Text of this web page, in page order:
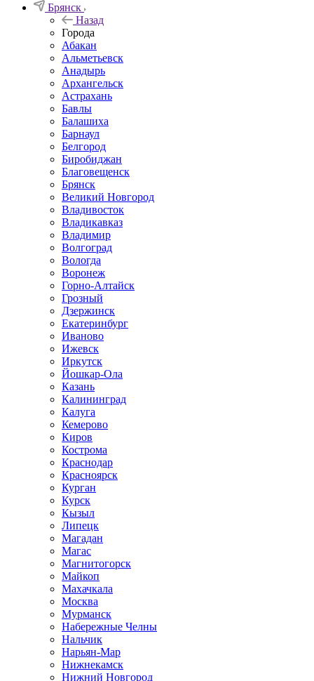
Брянск
Назад
Города
Абакан
Альметьевск
Анадырь
Архангельск
Астрахань
Бавлы
Балашиха
Барнаул
Белгород
Биробиджан
Благовещенск
Брянск
Великий Новгород
Владивосток
Владикавказ
Владимир
Волгоград
Вологда
Воронеж
Горно-Алтайск
Грозный
Дзержинск
Екатеринбург
Иваново
Ижевск
Иркутск
Йошкар-Ола
Казань
Калининград
Калуга
Кемерово
Киров
Кострома
Краснодар
Красноярск
Курган
Курск
Кызыл
Липецк
Магадан
Магас
Магнитогорск
Майкоп
Махачкала
Москва
Мурманск
Набережные Челны
Нальчик
Нарьян-Мар
Нижнекамск
Нижний Новгород